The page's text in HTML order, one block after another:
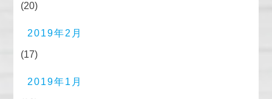
(20)
2019年2月
(17)
2019年1月